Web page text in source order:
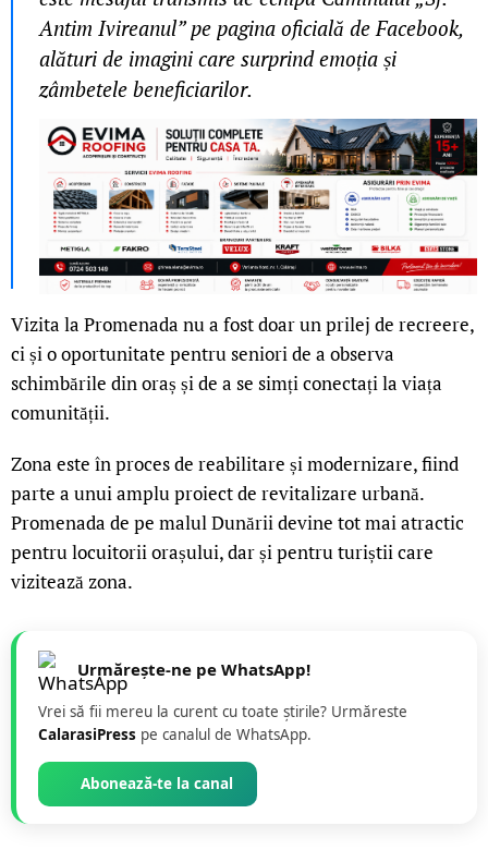
Antim Ivireanul” pe pagina oficială de Facebook,
alături de imagini care surprind emoția și
zâmbetele beneficiarilor.
Vizita la Promenada nu a fost doar un prilej de recreere,
ci și o oportunitate pentru seniori de a observa
schimbările din oraș și de a se simți conectați la viața
comunității.
Zona este în proces de reabilitare și modernizare, fiind
parte a unui amplu proiect de revitalizare urbană.
Promenada de pe malul Dunării devine tot mai atractic
pentru locuitorii orașului, dar și pentru turiștii care
vizitează zona.
Urmărește-ne pe WhatsApp!
Vrei să fii mereu la curent cu toate știrile? Urmăreste
CalarasiPress pe canalul de WhatsApp.
Abonează-te la canal